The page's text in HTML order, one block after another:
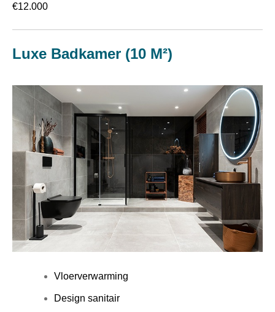
€12.000
Luxe Badkamer (10 M²)
Vloerverwarming
Design sanitair